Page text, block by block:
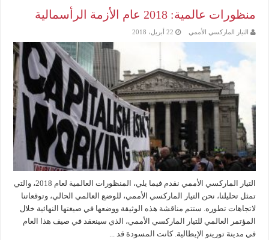
منظورات عالمية: 2018 عام الأزمة الرأسمالية
التيار الماركسي الأممي 22 أبريل، 2018
التيار الماركسي الأممي نقدم فيما يلي، المنظورات العالمية لعام 2018، والتي
تمثل تحليلنا، نحن التيار الماركسي الأممي، للوضع العالمي الحالي، وتوقعاتنا
لاتجاهات تطوره. ستتم مناقشة هذه الوثيقة ووضعها في صيغتها النهائية خلال
المؤتمر العالمي للتيار الماركسي الأممي، الذي سينعقد في صيف هذا العام
في مدينة تورينو الإيطالية. كانت المسودة قد ...